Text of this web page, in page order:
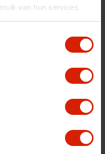
van hun services.